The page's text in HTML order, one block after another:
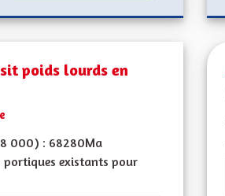
poids lourds en
000) : 68280Ma
existants pour